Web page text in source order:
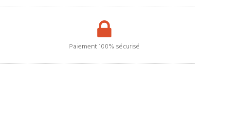
Paiement 100% sécurisé